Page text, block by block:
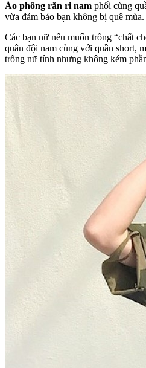
Áo phông rằn ri nam phối cùng
vừa đảm bảo bạn không bị quê mùa.
Các bạn nữ nếu muốn trông “chất
quân đội nam cùng với quần short,
trông nữ tính nhưng không kém